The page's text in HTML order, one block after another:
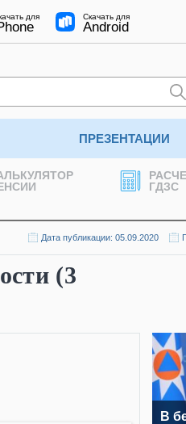
для Скачать для
Android
ПРЕЗЕНТАЦИИ
ГДЗС
Дата публикации: 05.09.2020
(3
В